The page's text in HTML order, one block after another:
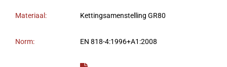
Materiaal: Kettingsamenstelling GR80
Norm: EN 818-4:1996+A1:2008